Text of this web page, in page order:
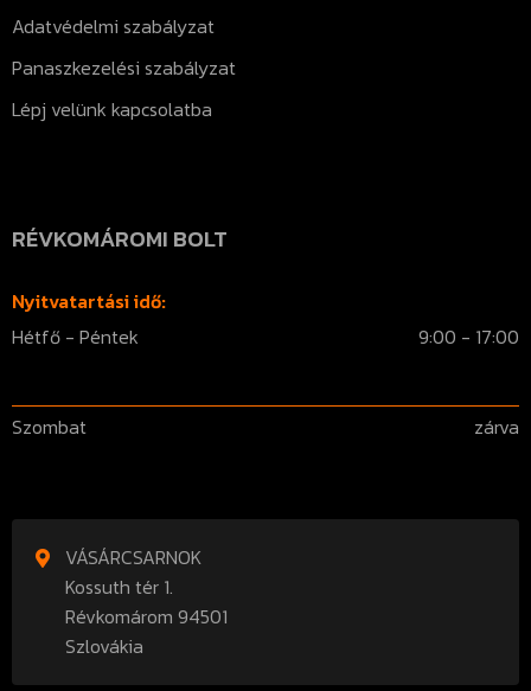
Adatvédelmi szabályzat
Panaszkezelési szabályzat
Lépj velünk kapcsolatba
RÉVKOMÁROMI BOLT
Nyitvatartási idő:
Hétfő - Péntek
9:00 - 17:00
Szombat zárva
VÁSÁRCSARNOK
Kossuth tér 1.
Révkomárom 94501
Szlovákia